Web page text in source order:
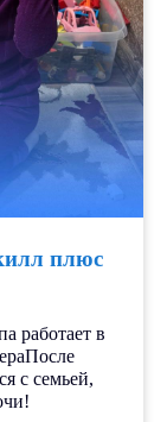
плюс
работает в
с семьей,